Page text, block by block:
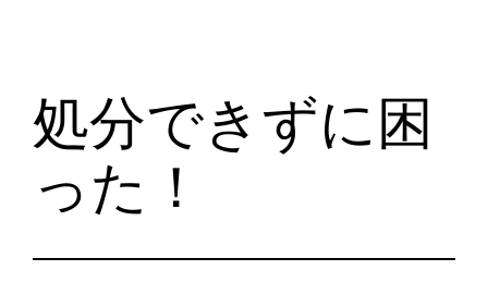
処分できずに困
った！